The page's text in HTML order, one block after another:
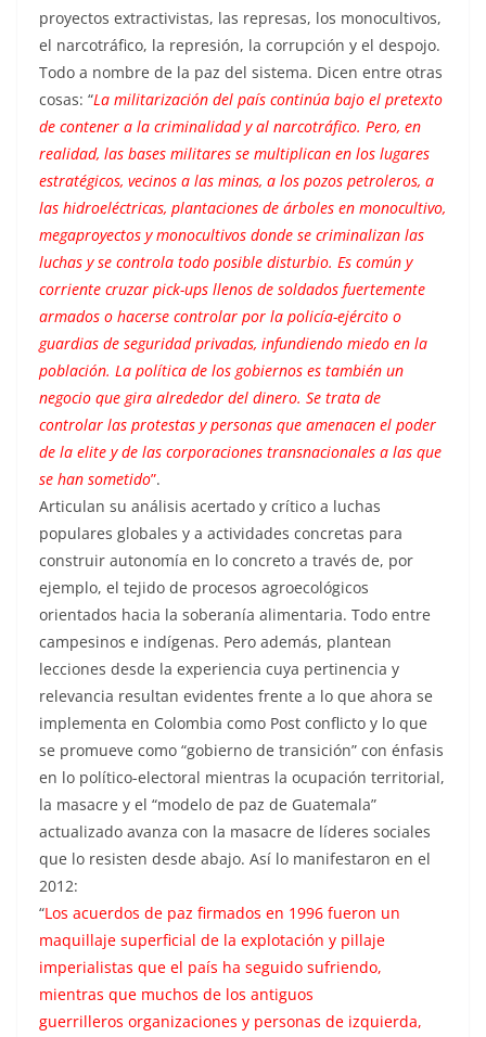
proyectos extractivistas, las represas, los monocultivos,
el narcotráfico, la represión, la corrupción y el despojo.
Todo a nombre de la paz del sistema. Dicen entre otras
cosas: “La militarización del país continúa bajo el pretexto
de contener a la criminalidad y al narcotráfico. Pero, en
realidad, las bases militares se multiplican en los lugares
estratégicos, vecinos a las minas, a los pozos petroleros, a
las hidroeléctricas, plantaciones de árboles en monocultivo,
megaproyectos y monocultivos donde se criminalizan las
luchas y se controla todo posible disturbio. Es común y
corriente cruzar pick-ups llenos de soldados fuertemente
armados o hacerse controlar por la policía-ejército o
guardias de seguridad privadas, infundiendo miedo en la
población. La política de los gobiernos es también un
negocio que gira alrededor del dinero. Se trata de
controlar las protestas y personas que amenacen el poder
de la elite y de las corporaciones transnacionales a las que
se han sometido”.
Articulan su análisis acertado y crítico a luchas
populares globales y a actividades concretas para
construir autonomía en lo concreto a través de, por
ejemplo, el tejido de procesos agroecológicos
orientados hacia la soberanía alimentaria. Todo entre
campesinos e indígenas. Pero además, plantean
lecciones desde la experiencia cuya pertinencia y
relevancia resultan evidentes frente a lo que ahora se
implementa en Colombia como Post conflicto y lo que
se promueve como “gobierno de transición” con énfasis
en lo político-electoral mientras la ocupación territorial,
la masacre y el “modelo de paz de Guatemala”
actualizado avanza con la masacre de líderes sociales
que lo resisten desde abajo. Así lo manifestaron en el
2012:
“Los acuerdos de paz firmados en 1996 fueron un
maquillaje superficial de la explotación y pillaje
imperialistas que el país ha seguido sufriendo,
mientras que muchos de los antiguos
guerrilleros organizaciones y personas de izquierda,